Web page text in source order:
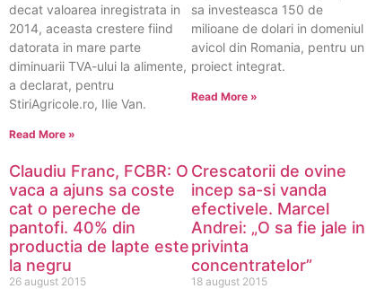
decat valoarea inregistrata in
2014, aceasta crestere fiind
datorata in mare parte
diminuarii TVA-ului la alimente,
a declarat, pentru
StiriAgricole.ro, Ilie Van.
Read More »
sa investeasca 150 de
milioane de dolari in domeniul
avicol din Romania, pentru un
proiect integrat.
Read More »
Claudiu Franc, FCBR: O
vaca a ajuns sa coste
cat o pereche de
pantofi. 40% din
productia de lapte este
la negru
26 august 2015
Crescatorii de ovine
incep sa-si vanda
efectivele. Marcel
Andrei: „O sa fie jale in
privinta
concentratelor”
18 august 2015